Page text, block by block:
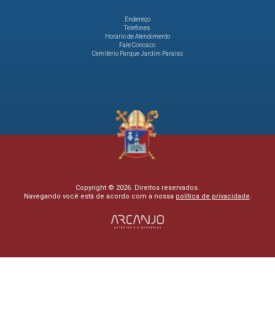
Endereço
Telefones
Horário de Atendimento
Fale Conosco
Cemitério Parque Jardim Paraíso
Copyright © 2026. Direitos reservados.
Navegando você está de acordo com a nossa política de privacidade.